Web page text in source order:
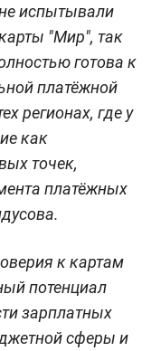
испытывали
"Мир", так
готова к
платёжной
регионах, где у
как
точек,
платёжных
к картам
потенциал
зарплатных
сферы и